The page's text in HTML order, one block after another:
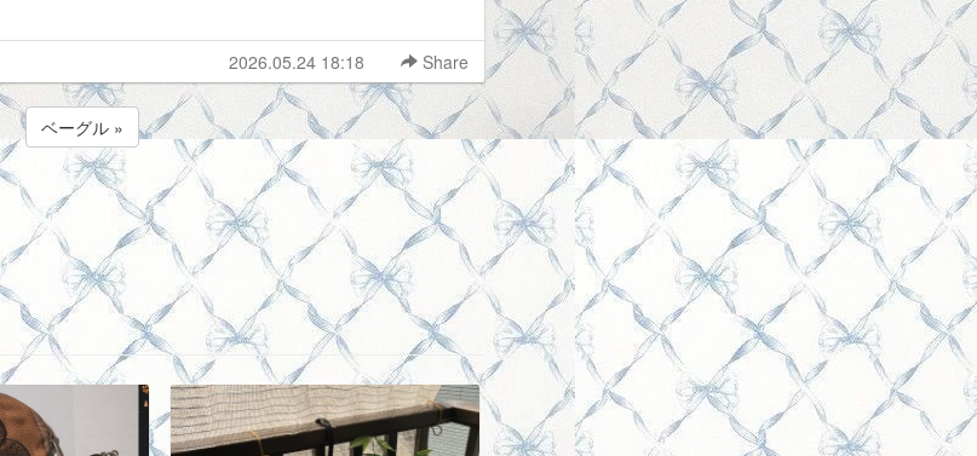
2026.05.24 18:18 Share
ベーグル »